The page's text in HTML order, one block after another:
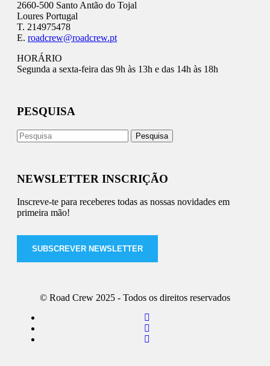
2660-500 Santo Antão do Tojal
Loures Portugal
T. 214975478
E. roadcrew@roadcrew.pt
HORÁRIO
Segunda a sexta-feira das 9h às 13h e das 14h às 18h
PESQUISA
NEWSLETTER INSCRIÇÃO
Inscreve-te para receberes todas as nossas novidades em
primeira mão!
SUBSCREVER NEWSLETTER
© Road Crew 2025 - Todos os direitos reservados